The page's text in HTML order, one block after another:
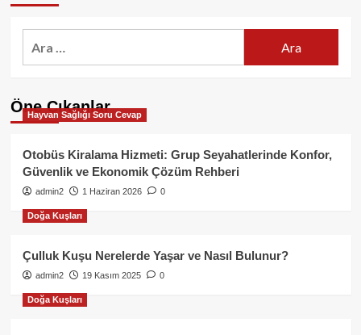
Öne Çıkanlar
Hayvan Sağlığı Soru Cevap
Otobüs Kiralama Hizmeti: Grup Seyahatlerinde Konfor,
Güvenlik ve Ekonomik Çözüm Rehberi
admin2 1 Haziran 2026 0
Doğa Kuşları
Çulluk Kuşu Nerelerde Yaşar ve Nasıl Bulunur?
admin2 19 Kasım 2025 0
Doğa Kuşları